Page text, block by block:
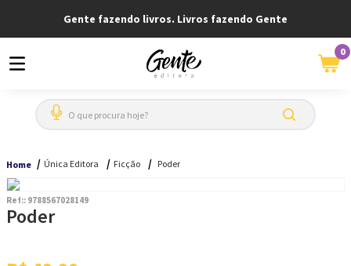
Gente fazendo livros. Livros fazendo Gente
0
O que procura hoje?
Home Única Editora Ficção Poder
Ref:: 9788567028149
Poder